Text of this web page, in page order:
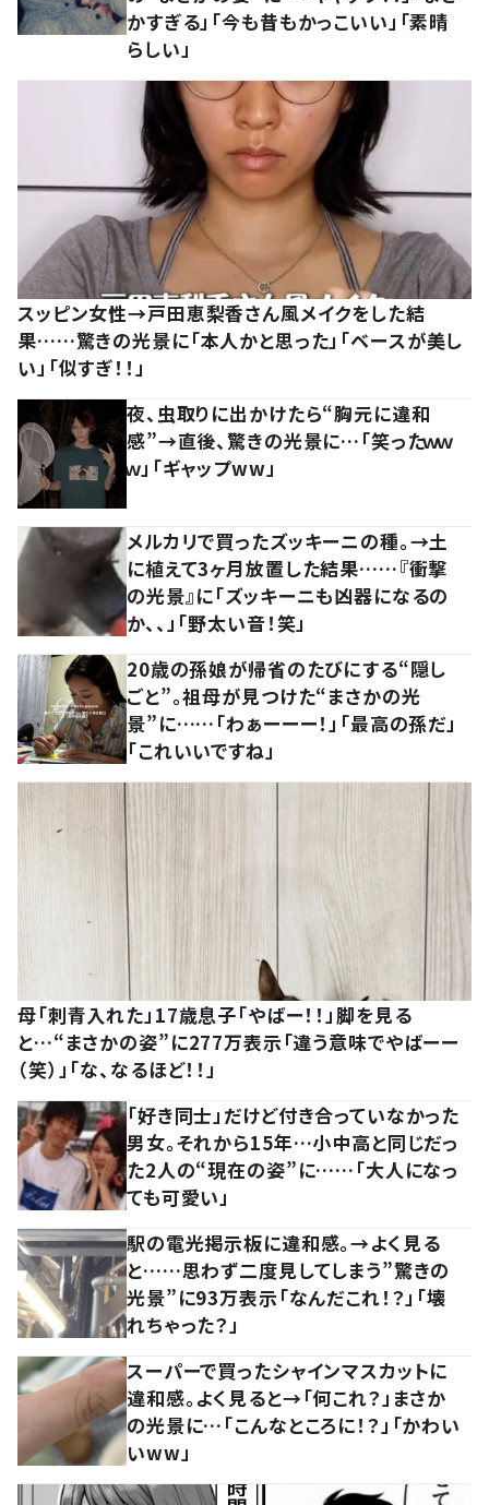
かすぎる」「今も昔もかっこいい」「素晴
らしい」
スッピン女性→戸田恵梨香さん風メイクをした結
果……驚きの光景に「本人かと思った」「ベースが美し
い」「似すぎ！！」
夜、虫取りに出かけたら“胸元に違和
感”→直後、驚きの光景に…「笑ったｗｗ
ｗ」「ギャップww」
メルカリで買ったズッキーニの種。→土
に植えて3ヶ月放置した結果……『衝撃
の光景』に「ズッキーニも凶器になるの
か、、」「野太い音！笑」
20歳の孫娘が帰省のたびにする“隠し
ごと”。祖母が見つけた“まさかの光
景”に……「わぁーーー！」「最高の孫だ」
「これいいですね」
母「刺青入れた」17歳息子「やばー！！」脚を見る
と…“まさかの姿”に277万表示「違う意味でやばーー
（笑）」「な、なるほど！！」
「好き同士」だけど付き合っていなかった
男女。それから15年…小中高と同じだっ
た2人の“現在の姿”に……「大人になっ
ても可愛い」
駅の電光掲示板に違和感。→よく見る
と……思わず二度見してしまう”驚きの
光景”に93万表示「なんだこれ！？」「壊
れちゃった？」
スーパーで買ったシャインマスカットに
違和感。よく見ると→「何これ？」まさか
の光景に…「こんなところに！？」「かわい
いww」